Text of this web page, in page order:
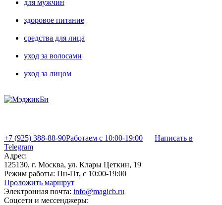
для мужчин
здоровое питание
средства для лица
уход за волосами
уход за лицом
+7 (925) 388-88-90Работаем с 10:00-19:00
Написать в
Telegram
Адрес:
125130, г. Москва, ул. Клары Цеткин, 19
Режим работы: Пн-Пт, с 10:00-19:00
Проложить маршрут
Электронная почта: info@magicb.ru
Соцсети и мессенджеры: